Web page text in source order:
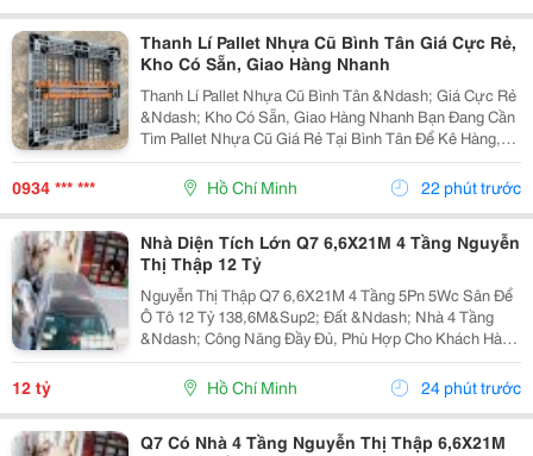
Thanh Lí Pallet Nhựa Cũ Bình Tân Giá Cực Rẻ,
Kho Có Sẵn, Giao Hàng Nhanh
Thanh Lí Pallet Nhựa Cũ Bình Tân &Ndash; Giá Cực Rẻ
&Ndash; Kho Có Sẵn, Giao Hàng Nhanh Bạn Đang Cần
Tìm Pallet Nhựa Cũ Giá Rẻ Tại Bình Tân Để Kê Hàng,
Chứa Hàng, Lưu Kho Hoặc Vận Chuyển Nhưng Muốn
Tiết Kiệm Chi Phí? Đừng Bỏ Qua Nguồn Pallet Nhựa...
0934 *** *** Hồ Chí Minh 22 phút trước
Nhà Diện Tích Lớn Q7 6,6X21M 4 Tầng Nguyễn
Thị Thập 12 Tỷ
Nguyễn Thị Thập Q7 6,6X21M 4 Tầng 5Pn 5Wc Sân Để
Ô Tô 12 Tỷ 138,6M&Sup2; Đất &Ndash; Nhà 4 Tầng
&Ndash; Công Năng Đầy Đủ, Phù Hợp Cho Khách Hàng
Mua Để Ở Hoặc Tìm Tài Sản Có Thể Khai Thác Lâu Dài
Tại Quận 7. Căn Nhà Có Khuôn Đất 6,6 X 21M, Xây
Dựng...
12 tỷ Hồ Chí Minh 24 phút trước
Q7 Có Nhà 4 Tầng Nguyễn Thị Thập 6,6X21M